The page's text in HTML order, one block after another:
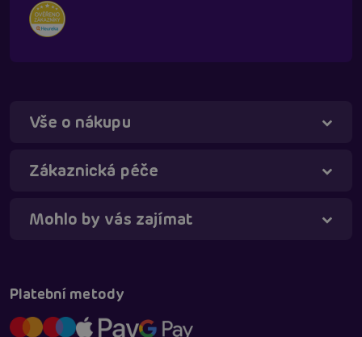
Vše o nákupu
Zákaznická péče
Mohlo by vás zajímat
Platební metody
Táňa - virtuální asistentka